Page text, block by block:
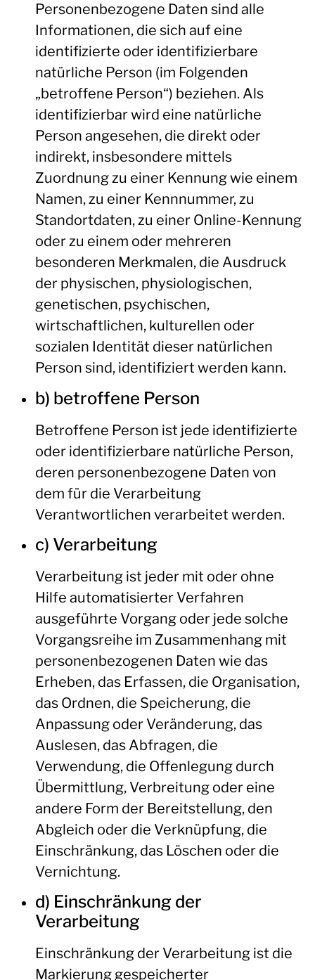
Personenbezogene Daten sind alle
Informationen, die sich auf eine
identifizierte oder identifizierbare
natürliche Person (im Folgenden
„betroffene Person“) beziehen. Als
identifizierbar wird eine natürliche
Person angesehen, die direkt oder
indirekt, insbesondere mittels
Zuordnung zu einer Kennung wie einem
Namen, zu einer Kennnummer, zu
Standortdaten, zu einer Online-Kennung
oder zu einem oder mehreren
besonderen Merkmalen, die Ausdruck
der physischen, physiologischen,
genetischen, psychischen,
wirtschaftlichen, kulturellen oder
sozialen Identität dieser natürlichen
Person sind, identifiziert werden kann.
b) betroffene Person
Betroffene Person ist jede identifizierte
oder identifizierbare natürliche Person,
deren personenbezogene Daten von
dem für die Verarbeitung
Verantwortlichen verarbeitet werden.
c) Verarbeitung
Verarbeitung ist jeder mit oder ohne
Hilfe automatisierter Verfahren
ausgeführte Vorgang oder jede solche
Vorgangsreihe im Zusammenhang mit
personenbezogenen Daten wie das
Erheben, das Erfassen, die Organisation,
das Ordnen, die Speicherung, die
Anpassung oder Veränderung, das
Auslesen, das Abfragen, die
Verwendung, die Offenlegung durch
Übermittlung, Verbreitung oder eine
andere Form der Bereitstellung, den
Abgleich oder die Verknüpfung, die
Einschränkung, das Löschen oder die
Vernichtung.
d) Einschränkung der
Verarbeitung
Einschränkung der Verarbeitung ist die
Markierung gespeicherter